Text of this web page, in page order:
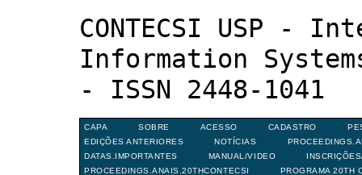
CONTECSI USP -
Information
- ISSN 2448-1041
CAPA SOBRE ACESSO CADASTRO
EDIÇÕES ANTERIORES
NOTÍCIAS
DATAS.IMPORTANTES
MANUAL/VIDEO
PROCEEDINGS.ANAIS.20THCONTECSI
PROGRAMA 20TH